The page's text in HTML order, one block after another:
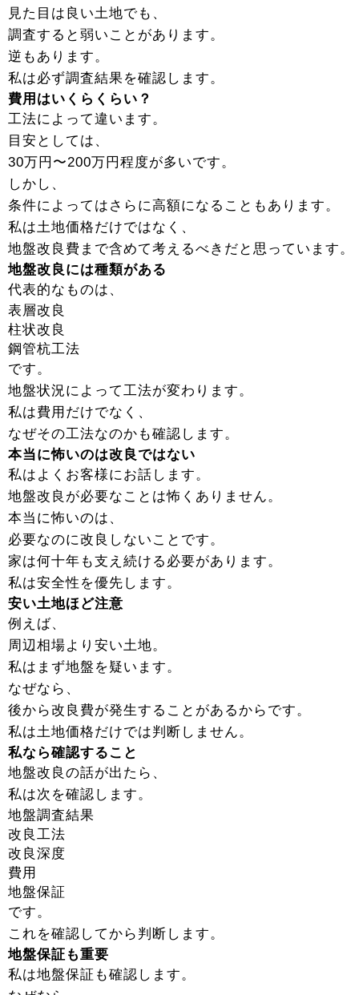
見た目は良い土地でも、
調査すると弱いことがあります。
逆もあります。
私は必ず調査結果を確認します。
費用はいくらくらい？
工法によって違います。
目安としては、
30万円〜200万円程度が多いです。
しかし、
条件によってはさらに高額になることもあります。
私は土地価格だけではなく、
地盤改良費まで含めて考えるべきだと思っています。
地盤改良には種類がある
代表的なものは、
表層改良
柱状改良
鋼管杭工法
です。
地盤状況によって工法が変わります。
私は費用だけでなく、
なぜその工法なのかも確認します。
本当に怖いのは改良ではない
私はよくお客様にお話します。
地盤改良が必要なことは怖くありません。
本当に怖いのは、
必要なのに改良しないことです。
家は何十年も支え続ける必要があります。
私は安全性を優先します。
安い土地ほど注意
例えば、
周辺相場より安い土地。
私はまず地盤を疑います。
なぜなら、
後から改良費が発生することがあるからです。
私は土地価格だけでは判断しません。
私なら確認すること
地盤改良の話が出たら、
私は次を確認します。
地盤調査結果
改良工法
改良深度
費用
地盤保証
です。
これを確認してから判断します。
地盤保証も重要
私は地盤保証も確認します。